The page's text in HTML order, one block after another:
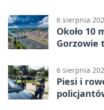
6 sierpnia
Około 10
Gorzowie
6 sierpnia
Piesi i